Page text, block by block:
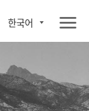
한국어